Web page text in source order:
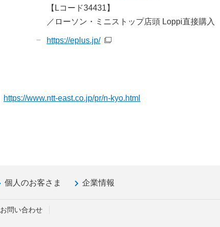
【Lコード34431】
／ローソン・ミニストップ店頭 Loppi直接購入
https://eplus.jp/
https://www.ntt-east.co.jp/pr/n-kyo.html
個人のお客さま 企業情報
お問い合わせ